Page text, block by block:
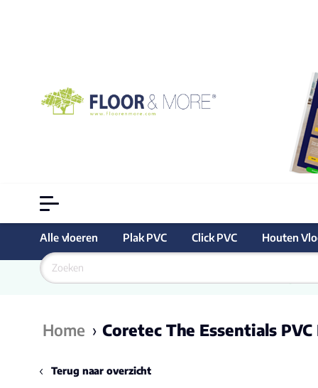
Alle vloeren Plak PVC Click PVC Houten
Home › Coretec The Essentials
Terug naar overzicht